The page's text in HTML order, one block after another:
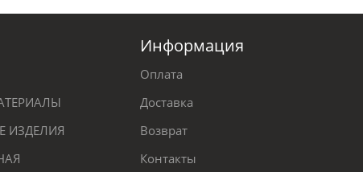
ИЗДЕЛИЯ
Информация
Оплата
Доставка
Возврат
Контакты